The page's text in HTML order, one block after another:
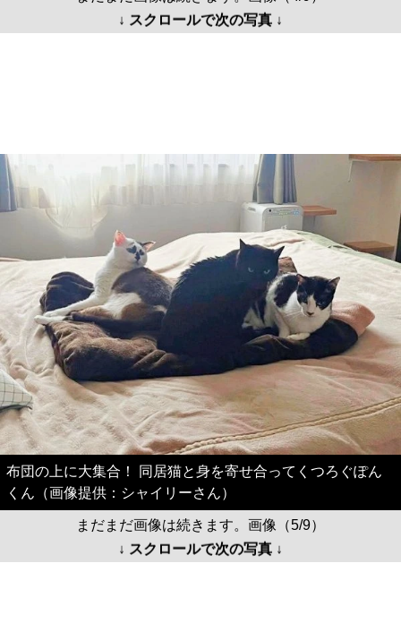
↓ スクロールで次の写真 ↓
布団の上に大集合！ 同居猫と身を寄せ合ってくつろぐぽん
くん（画像提供：シャイリーさん）
まだまだ画像は続きます。画像（5/9）
↓ スクロールで次の写真 ↓